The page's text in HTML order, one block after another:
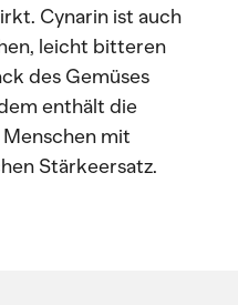
Cynarin ist auch
leicht bitteren
des Gemüses
enthält die
Menschen mit
Stärkeersatz.